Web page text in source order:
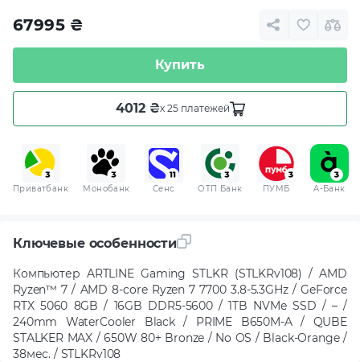
67995 ₴
Купить
4012 ₴x 25 платежей
Приватбанк Монобанк Сенс ОТП Банк ПУМБ A-Банк
Ключевые особенности
Компьютер ARTLINE Gaming STLKR (STLKRv108) / AMD
Ryzen™ 7 / AMD 8-core Ryzen 7 7700 3.8-5.3GHz / GeForce
RTX 5060 8GB / 16GB DDR5-5600 / 1TB NVMe SSD / – /
240mm WaterCooler Black / PRIME B650M-A / QUBE
STALKER MAX / 650W 80+ Bronze / No OS / Black-Orange /
38мес. / STLKRv108